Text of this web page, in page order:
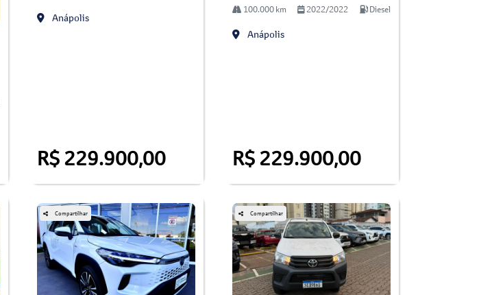
Anápolis
R$ 229.900,00
100.000 km 2022/2022 Diesel
Anápolis
R$ 229.900,00
Compartilhar Compartilhar